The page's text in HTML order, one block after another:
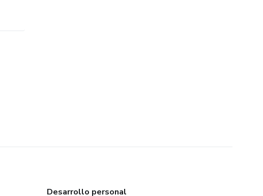
Desarrollo personal